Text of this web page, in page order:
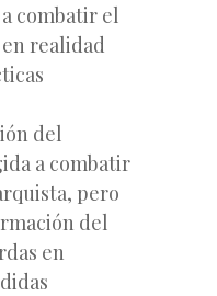
combatir el
realidad
del
a combatir
pero
del
en